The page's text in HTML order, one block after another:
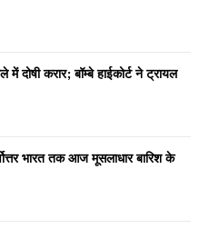
दोषी करार; बॉम्बे हाईकोर्ट ने ट्रायल
भारत तक आज मूसलाधार बारिश के